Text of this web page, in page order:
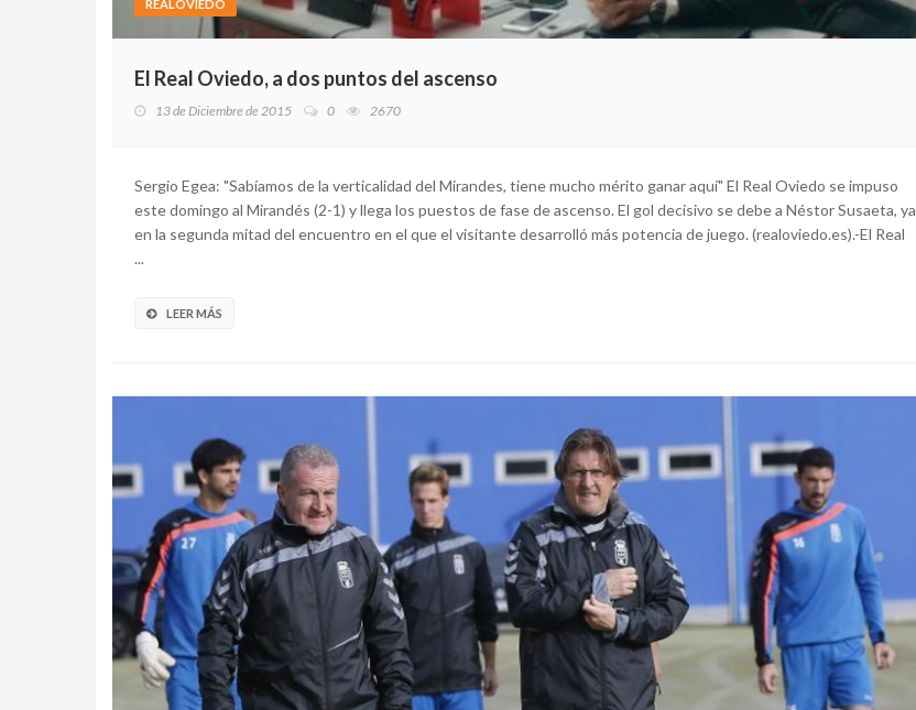
REALOVIEDO
El Real Oviedo, a dos puntos del ascenso
13 de Diciembre de 2015 0 2670
Sergio Egea: "Sabíamos de la verticalidad del Mirandes, tiene mucho mérito ganar aquí" El Real Oviedo se impuso
este domingo al Mirandés (2-1) y llega los puestos de fase de ascenso. El gol decisivo se debe a Néstor Susaeta, ya
en la segunda mitad del encuentro en el que el visitante desarrolló más potencia de juego. (realoviedo.es).-El Real
...
LEER MÁS